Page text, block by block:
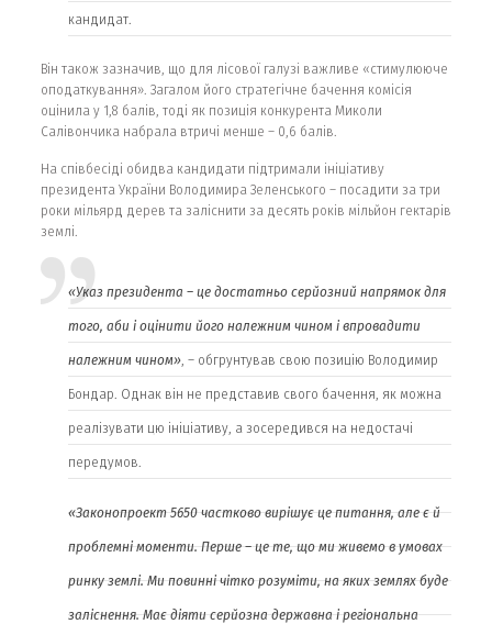
кандидат.
Він також зазначив, що для лісової галузі важливе «стимулююче
оподаткування». Загалом його стратегічне бачення комісія
оцінила у 1,8 балів, тоді як позиція конкурента Миколи
Салівончика набрала втричі менше – 0,6 балів.
На співбесіді обидва кандидати підтримали ініціативу
президента України Володимира Зеленського – посадити за три
роки мільярд дерев та заліснити за десять років мільйон гектарів
землі.
«Указ президента – це достатньо серйозний напрямок для
того, аби і оцінити його належним чином і впровадити
належним чином», – обгрунтував свою позицію Володимир
Бондар. Однак він не представив свого бачення, як можна
реалізувати цю ініціативу, а зосередився на недостачі
передумов.
«Законопроект 5650 частково вирішує це питання, але є й
проблемні моменти. Перше – це те, що ми живемо в умовах
ринку землі. Ми повинні чітко розуміти, на яких землях буде
заліснення. Має діяти серйозна державна і регіональна